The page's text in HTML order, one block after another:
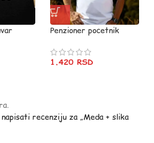
Penzioner pocetnik
1.420 RSD
recenziju za „Meda + slika